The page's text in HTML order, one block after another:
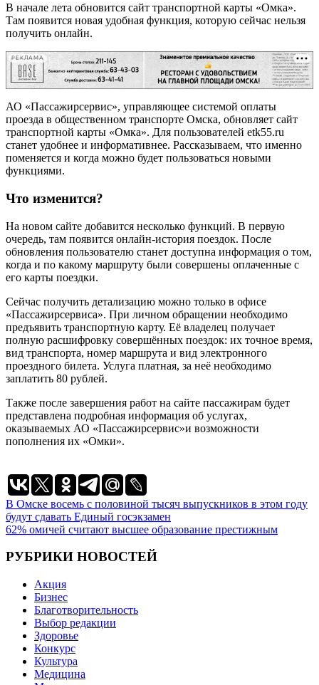
В начале лета обновится сайт транспортной карты «Омка».
Там появится новая удобная функция, которую сейчас нельзя
получить онлайн.
РЕКЛАМА
АО «Пассажирсервис», управляющее системой оплаты
проезда в общественном транспорте Омска, обновляет сайт
транспортной карты «Омка». Для пользователей etk55.ru
станет удобнее и информативнее. Рассказываем, что именно
поменяется и когда можно будет пользоваться новыми
функциями.
Что изменится?
На новом сайте добавится несколько функций. В первую
очередь, там появится онлайн-история поездок. После
обновления пользователю станет доступна информация о том,
когда и по какому маршруту были совершены оплаченные с
его карты поездки.
Сейчас получить детализацию можно только в офисе
«Пассажирсервиса». При личном обращении необходимо
предъявить транспортную карту. Её владелец получает
полную расшифровку совершённых поездок: их точное время,
вид транспорта, номер маршрута и вид электронного
проездного билета. Услуга платная, за неё необходимо
заплатить 80 рублей.
Также после завершения работ на сайте пассажирам будет
представлена подробная информация об услугах,
оказываемых АО «Пассажирсервис»и возможности
пополнения их «Омки».
Навигация
по
В Омске восемь с половиной тысяч выпускников в этом году
будут сдавать Единый госэкзамен
62% омичей считают высшее образование престижным
РУБРИКИ НОВОСТЕЙ
Акция
Бизнес
Благотворительность
Выбор редакции
Здоровье
Конкурс
Культура
Медицина